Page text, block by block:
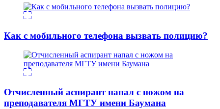
Как с мобильного телефона вызвать полицию?
Отчисленный аспирант напал с ножом на
преподавателя МГТУ имени Баумана